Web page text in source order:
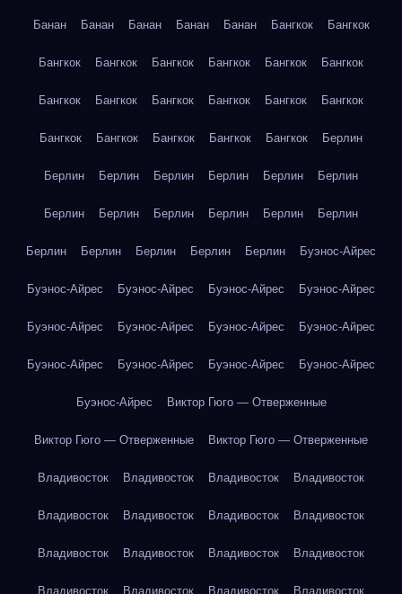
Банан Банан Банан Банан Банан Бангкок Бангкок
Бангкок Бангкок Бангкок Бангкок Бангкок Бангкок
Бангкок Бангкок Бангкок Бангкок Бангкок Бангкок
Бангкок Бангкок Бангкок Бангкок Бангкок Берлин
Берлин Берлин Берлин Берлин Берлин Берлин
Берлин Берлин Берлин Берлин Берлин Берлин
Берлин Берлин Берлин Берлин Берлин Буэнос-Айрес
Буэнос-Айрес Буэнос-Айрес Буэнос-Айрес Буэнос-Айрес
Буэнос-Айрес Буэнос-Айрес Буэнос-Айрес Буэнос-Айрес
Буэнос-Айрес Буэнос-Айрес Буэнос-Айрес Буэнос-Айрес
Буэнос-Айрес Виктор Гюго — Отверженные
Виктор Гюго — Отверженные Виктор Гюго — Отверженные
Владивосток Владивосток Владивосток Владивосток
Владивосток Владивосток Владивосток Владивосток
Владивосток Владивосток Владивосток Владивосток
Владивосток Владивосток Владивосток Владивосток